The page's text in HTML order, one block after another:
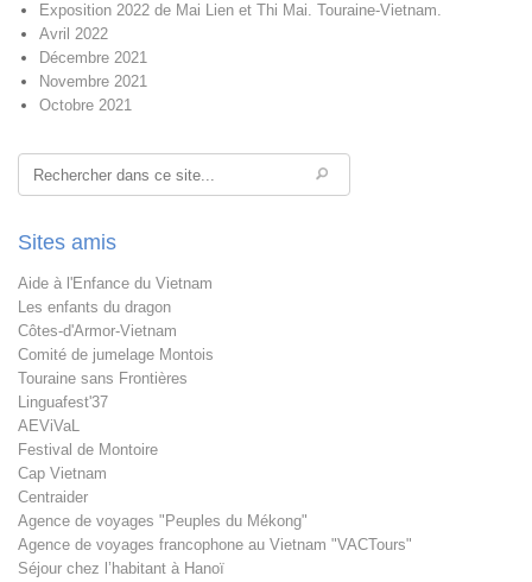
Exposition 2022 de Mai Lien et Thi Mai. Touraine-Vietnam.
Avril 2022
Décembre 2021
Novembre 2021
Octobre 2021
Rechercher
Sites amis
Aide à l'Enfance du Vietnam
Les enfants du dragon
Côtes-d'Armor-Vietnam
Comité de jumelage Montois
Touraine sans Frontières
Linguafest'37
AEViVaL
Festival de Montoire
Cap Vietnam
Centraider
Agence de voyages "Peuples du Mékong"
Agence de voyages francophone au Vietnam "VACTours"
Séjour chez l’habitant à Hanoï